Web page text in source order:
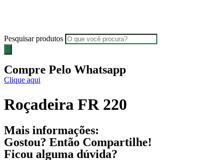
Pesquisar produtos
Compre Pelo Whatsapp
Clique aqui
Roçadeira FR 220
Mais informações:
Gostou? Então Compartilhe!
Ficou alguma dúvida?